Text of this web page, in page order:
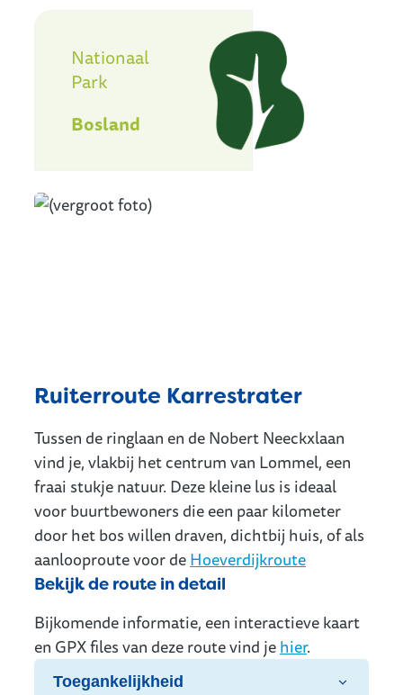
Nationaal
Park
Bosland
Ruiterroute Karrestrater
Tussen de ringlaan en de Nobert Neeckxlaan
vind je, vlakbij het centrum van Lommel, een
fraai stukje natuur. Deze kleine lus is ideaal
voor buurtbewoners die een paar kilometer
door het bos willen draven, dichtbij huis, of als
aanlooproute voor deHoeverdijkroute
Bekijk de route in detail
Bijkomende informatie, een interactieve kaart
en GPX files van deze route vind jehier.
Toegankelijkheid